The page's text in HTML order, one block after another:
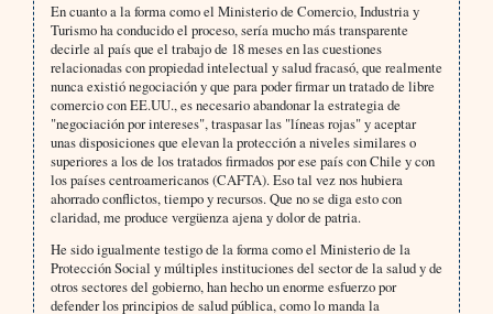
En cuanto a la forma como el Ministerio de Comercio, Industria y
Turismo ha conducido el proceso, sería mucho más transparente
decirle al país que el trabajo de 18 meses en las cuestiones
relacionadas con propiedad intelectual y salud fracasó, que realmente
nunca existió negociación y que para poder firmar un tratado de libre
comercio con EE.UU., es necesario abandonar la estrategia de
"negociación por intereses", traspasar las "líneas rojas" y aceptar
unas disposiciones que elevan la protección a niveles similares o
superiores a los de los tratados firmados por ese país con Chile y con
los países centroamericanos (CAFTA). Eso tal vez nos hubiera
ahorrado conflictos, tiempo y recursos. Que no se diga esto con
claridad, me produce vergüenza ajena y dolor de patria.
He sido igualmente testigo de la forma como el Ministerio de la
Protección Social y múltiples instituciones del sector de la salud y de
otros sectores del gobierno, han hecho un enorme esfuerzo por
defender los principios de salud pública, como lo manda la